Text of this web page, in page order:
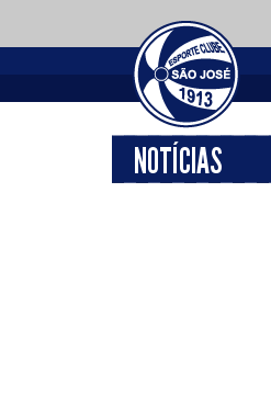
NOTÍCIAS